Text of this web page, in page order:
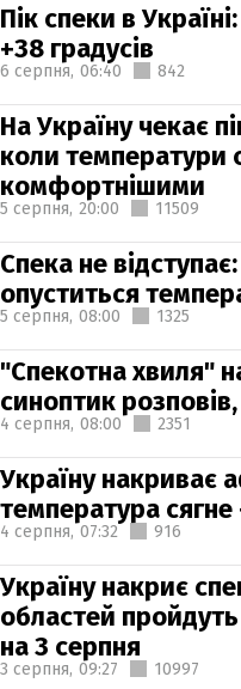
Пік спеки в
+38 градусів
6 серпня, 06:40 842
На Україну чекає
коли температури
комфортнішими
5 серпня, 20:00 11509
Спека не
опуститься
5 серпня, 08:00 1325
"Спекотна хвиля"
синоптик
4 серпня, 08:00 2351
Україну накриває
температура сягне
4 серпня, 07:32 916
Україну накриє
областей
на 3 серпня
3 серпня, 09:27 10997